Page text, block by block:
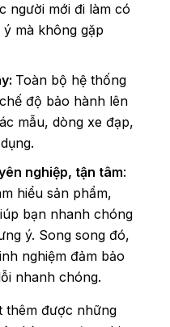
người mới đi làm có
mà không gặp
Toàn bộ hệ thống
độ bảo hành lên
mẫu, dòng xe đạp,
nghiệp, tận tâm:
hiểu sản phẩm,
bạn nhanh chóng
ý. Song song đó,
nghiệm đảm bảo
nhanh chóng.
thêm được những